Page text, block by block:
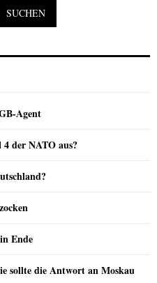
SUCHEN
Agent
der NATO aus?
Ende
sollte die Antwort an Moskau